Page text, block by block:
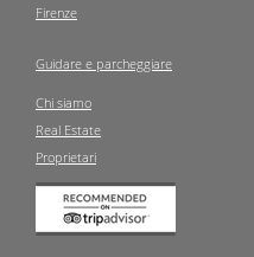
Firenze
Guidare e parcheggiare
Chi siamo
Real Estate
Proprietari